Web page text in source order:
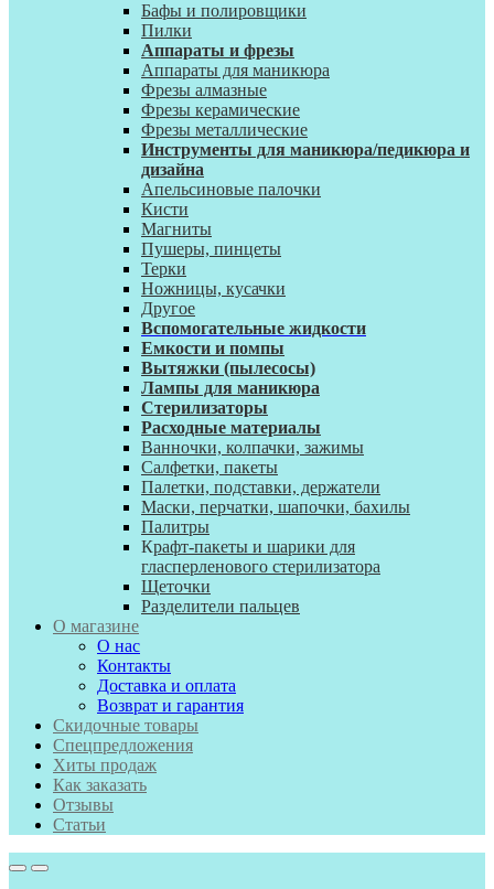
Бафы и полировщики
Пилки
Аппараты и фрезы
Аппараты для маникюра
Фрезы алмазные
Фрезы керамические
Фрезы металлические
Инструменты для маникюра/педикюра и
дизайна
Апельсиновые палочки
Кисти
Магниты
Пушеры, пинцеты
Терки
Ножницы, кусачки
Другое
Вспомогательные жидкости
Емкости и помпы
Вытяжки (пылесосы)
Лампы для маникюра
Стерилизаторы
Расходные материалы
Ванночки, колпачки, зажимы
Салфетки, пакеты
Палетки, подставки, держатели
Маски, перчатки, шапочки, бахилы
Палитры
Крафт-пакеты и шарики для
гласперленового стерилизатора
Щеточки
Разделители пальцев
О магазине
О нас
Контакты
Доставка и оплата
Возврат и гарантия
Скидочные товары
Спецпредложения
Хиты продаж
Как заказать
Отзывы
Статьи